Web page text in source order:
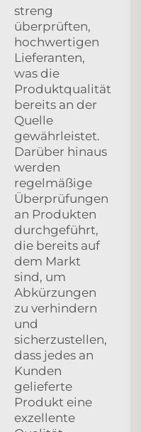
streng
überprüften,
hochwertigen
Lieferanten,
was die
Produktqualität
bereits an der
Quelle
gewährleistet.
Darüber hinaus
werden
regelmäßige
Überprüfungen
an Produkten
durchgeführt,
die bereits auf
dem Markt
sind, um
Abkürzungen
zu verhindern
und
sicherzustellen,
dass jedes an
Kunden
gelieferte
Produkt eine
exzellente